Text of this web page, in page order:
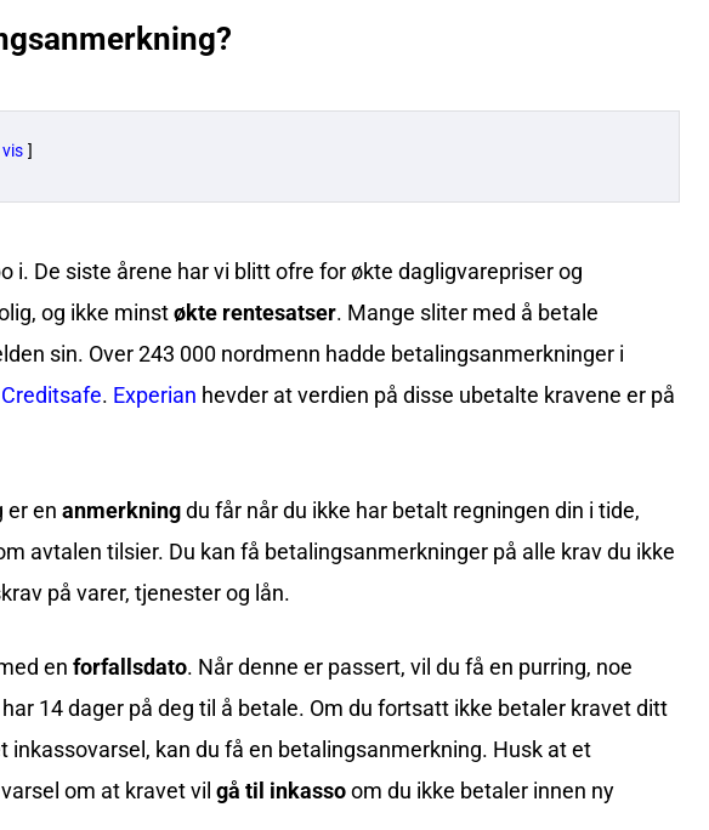
vis
i. De siste årene har vi blitt ofre for økte dagligvarepriser og
og ikke minstøkte rentesatser. Mange sliter med å betale
sin. Over 243 000 nordmenn hadde betalingsanmerkninger i
Creditsafe. Experian hevder at verdien på disse ubetalte kravene er på
er en anmerkningdu får når du ikke har betalt regningen din i tide,
avtalen tilsier. Du kan få betalingsanmerkninger på alle krav du ikke
på varer, tjenester og lån.
en forfallsdato. Når denne er passert, vil du få en purring, noe
14 dager på deg til å betale. Om du fortsatt ikke betaler kravet ditt
kan du få en betalingsanmerkning. Husk at et
om at kravet vil gå til inkassoom du ikke betaler innen ny